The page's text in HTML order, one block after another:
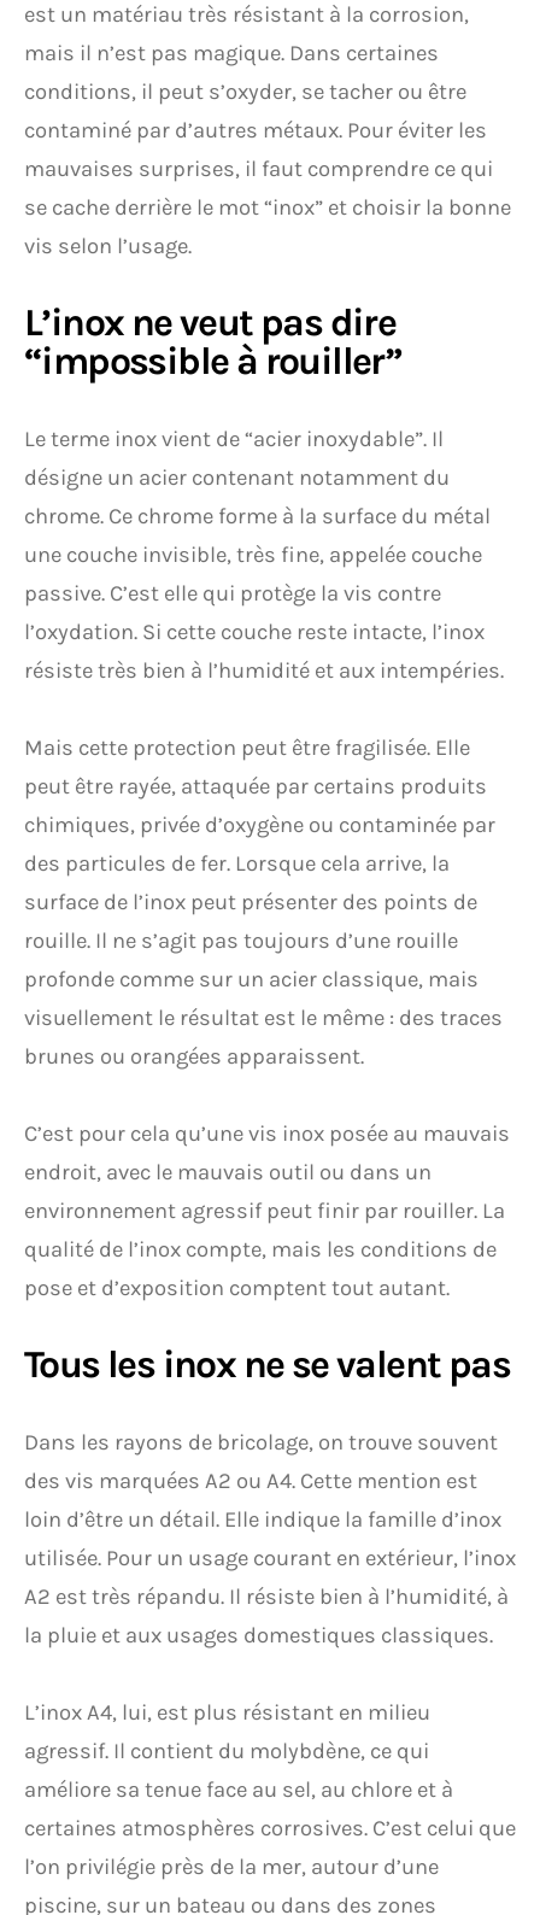
est un matériau très résistant à la corrosion,
mais il n’est pas magique. Dans certaines
conditions, il peut s’oxyder, se tacher ou être
contaminé par d’autres métaux. Pour éviter les
mauvaises surprises, il faut comprendre ce qui
se cache derrière le mot “inox” et choisir la bonne
vis selon l’usage.
L’inox ne veut pas dire
“impossible à rouiller”
Le terme inox vient de “acier inoxydable”. Il
désigne un acier contenant notamment du
chrome. Ce chrome forme à la surface du métal
une couche invisible, très fine, appelée couche
passive. C’est elle qui protège la vis contre
l’oxydation. Si cette couche reste intacte, l’inox
résiste très bien à l’humidité et aux intempéries.
Mais cette protection peut être fragilisée. Elle
peut être rayée, attaquée par certains produits
chimiques, privée d’oxygène ou contaminée par
des particules de fer. Lorsque cela arrive, la
surface de l’inox peut présenter des points de
rouille. Il ne s’agit pas toujours d’une rouille
profonde comme sur un acier classique, mais
visuellement le résultat est le même : des traces
brunes ou orangées apparaissent.
C’est pour cela qu’une vis inox posée au mauvais
endroit, avec le mauvais outil ou dans un
environnement agressif peut finir par rouiller. La
qualité de l’inox compte, mais les conditions de
pose et d’exposition comptent tout autant.
Tous les inox ne se valent pas
Dans les rayons de bricolage, on trouve souvent
des vis marquées A2 ou A4. Cette mention est
loin d’être un détail. Elle indique la famille d’inox
utilisée. Pour un usage courant en extérieur, l’inox
A2 est très répandu. Il résiste bien à l’humidité, à
la pluie et aux usages domestiques classiques.
L’inox A4, lui, est plus résistant en milieu
agressif. Il contient du molybdène, ce qui
améliore sa tenue face au sel, au chlore et à
certaines atmosphères corrosives. C’est celui que
l’on privilégie près de la mer, autour d’une
piscine, sur un bateau ou dans des zones